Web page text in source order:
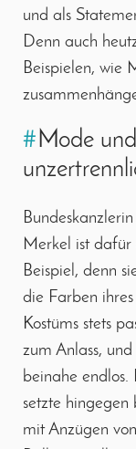
und als
Denn auch
Beispielen, wie
#Mode
Merkel ist dafür
Beispiel, denn
die Farben ihres
Kostüms stets
zum Anlass,
beinahe
setzte hingegen
mit Anzügen